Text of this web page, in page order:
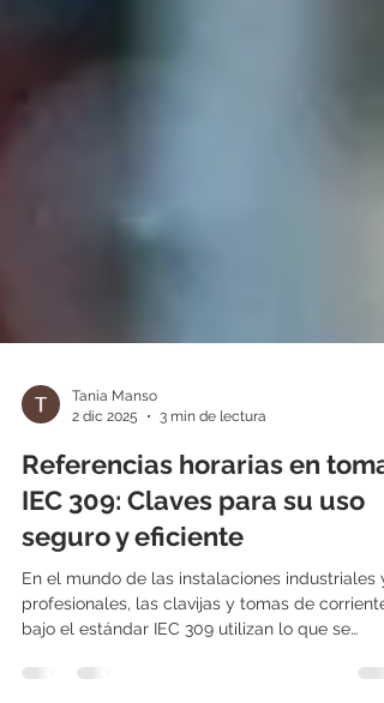
Tania Manso
2 dic 2025
3 min de lectura
Referencias horarias en
IEC 309: Claves para su uso